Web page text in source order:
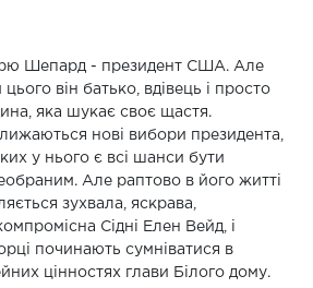
Шепард - президент США. Але
цього він батько, вдівець і просто
яка шукає своє щастя.
нові вибори президента,
у нього є всі шанси бути
Але раптово в його житті
зухвала, яскрава,
Сідні Елен Вейд, і
починають сумніватися в
цінностях глави Білого дому.